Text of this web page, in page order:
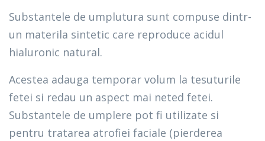
Substantele de umplutura sunt compuse dintr-
un materila sintetic care reproduce acidul
hialuronic natural.
Acestea adauga temporar volum la tesuturile
fetei si redau un aspect mai neted fetei.
Substantele de umplere pot fi utilizate si
pentru tratarea atrofiei faciale (pierderea